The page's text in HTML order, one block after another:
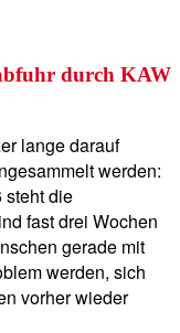
durch KAW
lange darauf
werden:
steht die
fast drei Wochen
gerade mit
werden, sich
vorher wieder